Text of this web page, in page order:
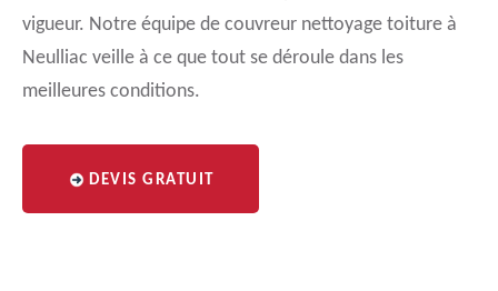
vigueur. Notre équipe de couvreur nettoyage toiture à
Neulliac veille à ce que tout se déroule dans les
meilleures conditions.
DEVIS GRATUIT